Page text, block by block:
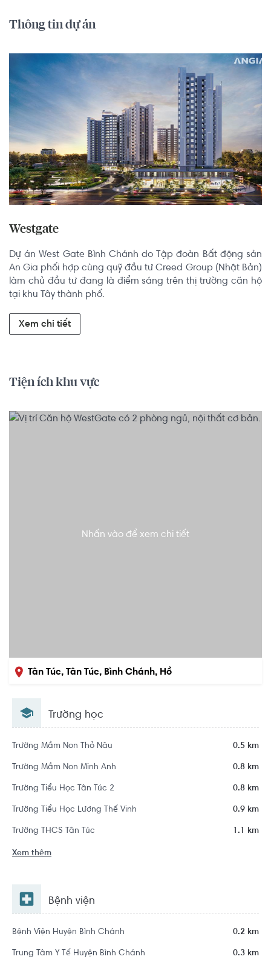
Thông tin dự án
Westgate
Dự án West Gate Bình Chánh do Tập đoàn Bất động sản
An Gia phối hợp cùng quỹ đầu tư Creed Group (Nhật Bản)
làm chủ đầu tư đang là điểm sáng trên thị trường căn hộ
tại khu Tây thành phố.
Xem chi tiết
Tiện ích khu vực
Nhấn vào để xem chi tiết
Tân Túc, Tân Túc, Bình Chánh, Hồ
Trường học
Trường Mầm Non Thỏ Nâu 0.5 km
Trường Mầm Non Minh Anh 0.8 km
Trường Tiểu Học Tân Túc 2 0.8 km
Trường Tiểu Học Lương Thế Vinh 0.9 km
Trường THCS Tân Túc 1.1 km
Xem thêm
Bệnh viện
Bệnh Viện Huyện Bình Chánh 0.2 km
Trung Tâm Y Tế Huyện Bình Chánh 0.3 km